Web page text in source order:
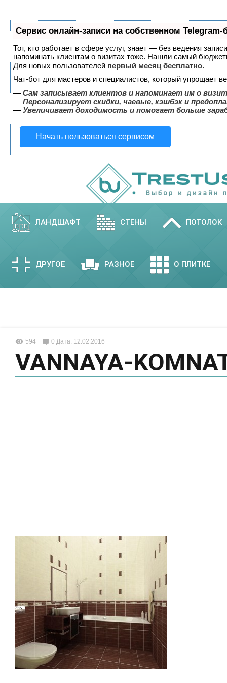
Сервис онлайн-записи на собственном Telegram-
Тот, кто работает в сфере услуг, знает — без ведения
напоминать клиентам о визитах тоже. Нашли самый
Для новых пользователей первый месяц бесплатно.
Чат-бот для мастеров и специалистов, который упрощает
— Сам записывает клиентов и напоминает им о
— Персонализирует скидки, чаевые, кэшбэк и
— Увеличивает доходимость и помогает больше
Начать пользоваться сервисом
ЛАНДШАФТ СТЕНЫ ПОТОЛОК
ДРУГОЕ РАЗНОЕ О ПЛИТКЕ
594 0 Дата: 12.02.2016
VANNAYA-